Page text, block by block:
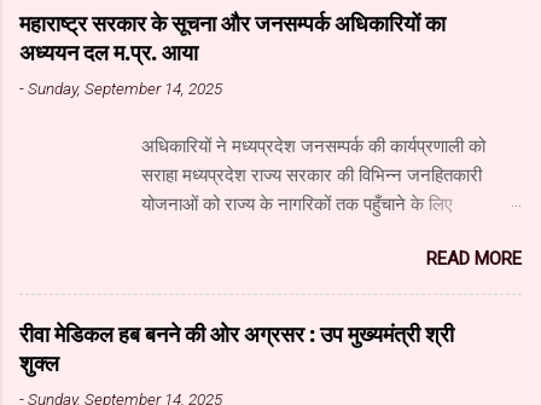
महाराष्ट्र सरकार के सूचना और जनसम्पर्क अधिकारियों का
अध्ययन दल म.प्र. आया
-Sunday, September 14, 2025
अधिकारियों ने मध्यप्रदेश जनसम्पर्क की कार्यप्रणाली को
सराहा मध्यप्रदेश राज्य सरकार की विभिन्न जनहितकारी
योजनाओं को राज्य के नागरिकों तक पहुँचाने के लिए
उपयोग कर रहा है। यहाँ पारंपरिक माध्यमों के साथ नवीनतम
डिजिटल और सोशल मीडिया का भी प्रभावी ढंग से उपयोग
किया जा रहा है। महाराष्ट्र सरकार के सूचना और जनसंपर्क
महानिदेशालय के वरिष्ठ अधिकारियों के अध्ययन दल ने
READ MORE
रीवा मेडिकल हब बनने की ओर अग्रसर : उप मुख्यमंत्री श्री
शुक्ल
-Sunday, September 14, 2025